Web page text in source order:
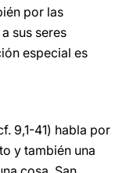
por las
sus seres
especial es
9,1-41) habla por
y también una